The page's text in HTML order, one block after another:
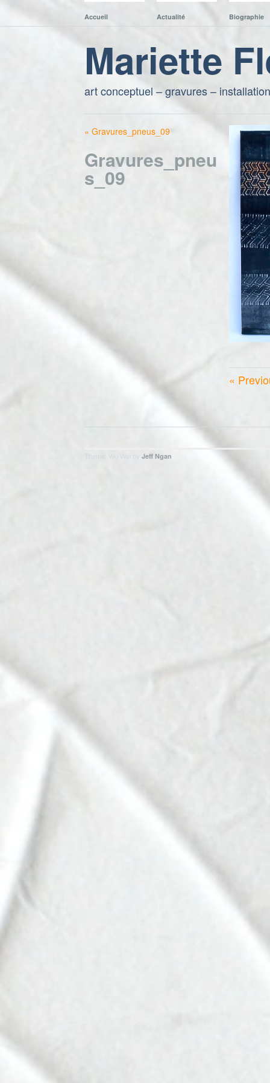
Accueil Actualité Biographie
Mariette
art conceptuel – gravures –
« Gravures_pneus_09
Gravures_pneu
s_09
Theme: Wu Wei by Jeff Ngan